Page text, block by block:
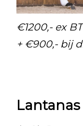
€1200,- ex
+ €900,- bij
Lantanas